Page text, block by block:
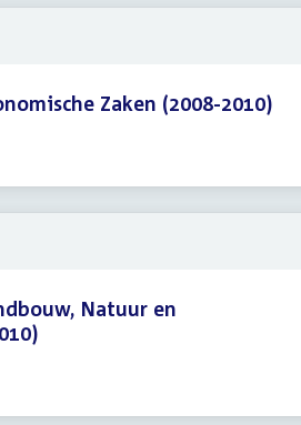
Zaken (2008-2010)
Natuur en